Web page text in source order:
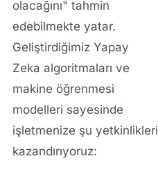
olacağını" tahmin
edebilmekte yatar.
Geliştirdiğimiz Yapay
Zeka algoritmaları ve
makine öğrenmesi
modelleri sayesinde
işletmenize şu yetkinlikleri
kazandırıyoruz: